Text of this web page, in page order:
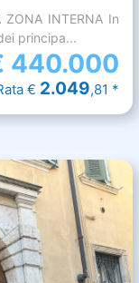
INTERNA In
principa...
440.000
€ 2.049,81 *